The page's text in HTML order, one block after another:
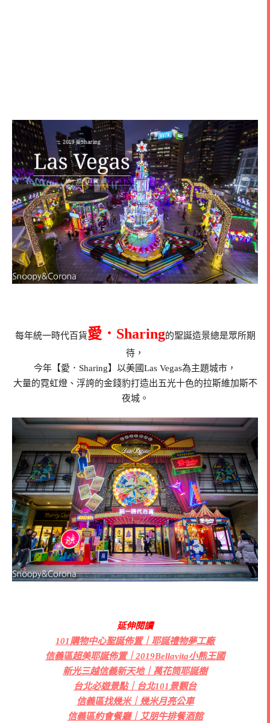
每年統一時代百貨愛．Sharing的聖誕造景總是眾所期
待，
今年【愛．Sharing】以美國Las Vegas為主題城市，
大量的霓虹燈、浮誇的金錢豹打造出五光十色的拉斯維加斯不
夜城。
延伸閱讀
101購物中心聖誕佈置｜耶誕禮物夢工廠
信義區超美耶誕佈置｜2019Bellavita小熊王國
新光三越信義新天地｜萬花筒耶誕樹
台北必遊景點｜台北101景觀台
信義區找幾米｜幾米月亮公車
信義區約會餐廳｜艾朋牛排餐酒館